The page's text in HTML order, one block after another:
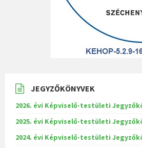
JEGYZŐKÖNYVEK
2026. évi Képviselő-testületi
2025. évi Képviselő-testületi
2024. évi Képviselő-testületi